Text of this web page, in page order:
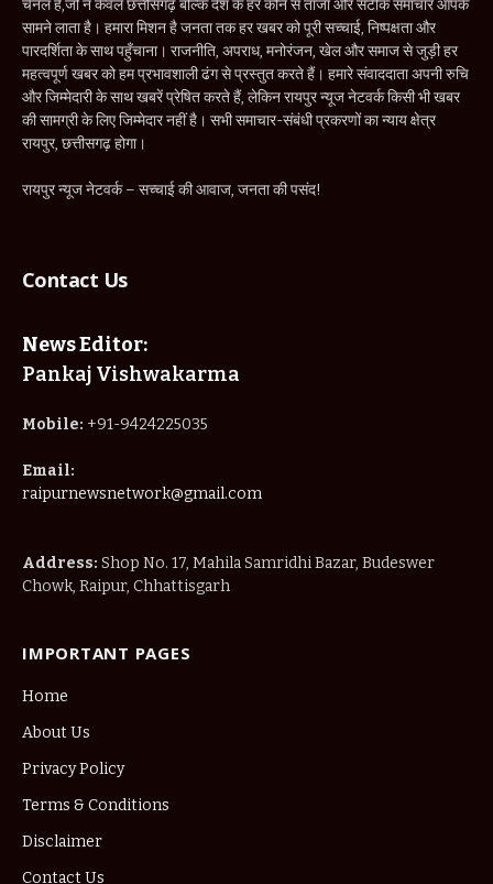
चैनल है,जो न केवल छत्तीसगढ़ बल्कि देश के हर कोने से ताजा और सटीक समाचार आपके
सामने लाता है। हमारा मिशन है जनता तक हर खबर को पूरी सच्चाई, निष्पक्षता और
पारदर्शिता के साथ पहुँचाना। राजनीति, अपराध, मनोरंजन, खेल और समाज से जुड़ी हर
महत्वपूर्ण खबर को हम प्रभावशाली ढंग से प्रस्तुत करते हैं। हमारे संवाददाता अपनी रुचि
और जिम्मेदारी के साथ खबरें प्रेषित करते हैं, लेकिन रायपुर न्यूज नेटवर्क किसी भी खबर
की सामग्री के लिए जिम्मेदार नहीं है। सभी समाचार-संबंधी प्रकरणों का न्याय क्षेत्र
रायपुर, छत्तीसगढ़ होगा।
रायपुर न्यूज नेटवर्क – सच्चाई की आवाज, जनता की पसंद!
Contact Us
News Editor:
Pankaj Vishwakarma
Mobile: +91-9424225035
Email:
raipurnewsnetwork@gmail.com
Address: Shop No. 17, Mahila Samridhi Bazar, Budeswer
Chowk, Raipur, Chhattisgarh
IMPORTANT PAGES
Home
About Us
Privacy Policy
Terms & Conditions
Disclaimer
Contact Us